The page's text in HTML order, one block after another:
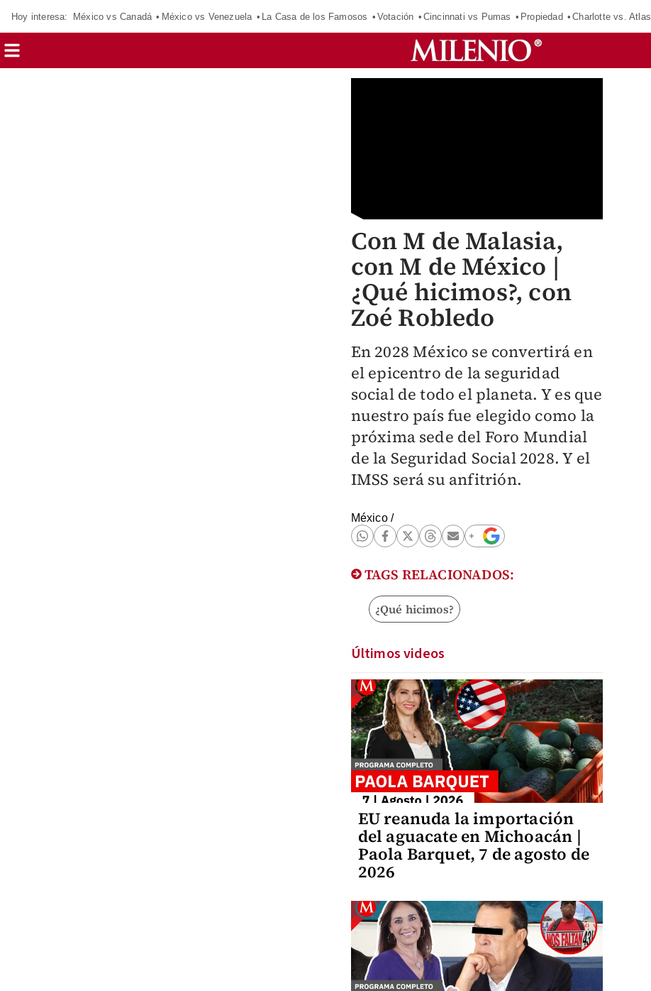
Hoy interesa: México vs Canadá México vs Venezuela La Casa de los Famosos Votación Cincinnati vs Pumas Propiedad Charlotte vs. Atlas
Con M de Malasia,
con M de México |
¿Qué hicimos?, con
Zoé Robledo
En 2028 México se convertirá en
el epicentro de la seguridad
social de todo el planeta. Y es que
nuestro país fue elegido como la
próxima sede del Foro Mundial
de la Seguridad Social 2028. Y el
IMSS será su anfitrión.
México/
TAGS RELACIONADOS:
¿Qué hicimos?
Últimos videos
EU reanuda la importación
del aguacate en Michoacán |
Paola Barquet, 7 de agosto de
2026